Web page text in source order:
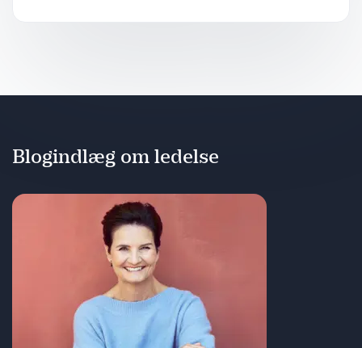
Blogindlæg om ledelse